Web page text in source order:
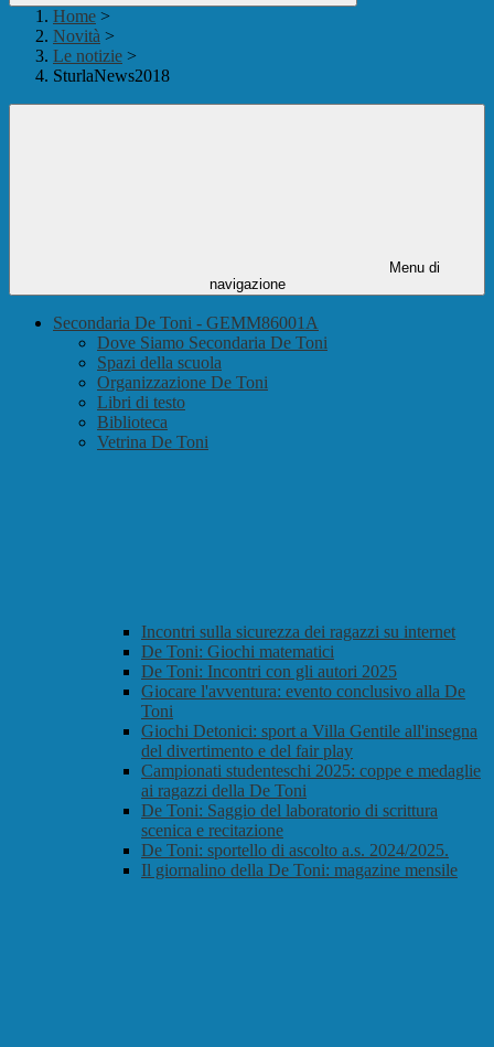
Home >
Novità >
Le notizie >
SturlaNews2018
Menu di
navigazione
Secondaria De Toni - GEMM86001A
Dove Siamo Secondaria De Toni
Spazi della scuola
Organizzazione De Toni
Libri di testo
Biblioteca
Vetrina De Toni
Incontri sulla sicurezza dei ragazzi su internet
De Toni: Giochi matematici
De Toni: Incontri con gli autori 2025
Giocare l'avventura: evento conclusivo alla De
Toni
Giochi Detonici: sport a Villa Gentile all'insegna
del divertimento e del fair play
Campionati studenteschi 2025: coppe e medaglie
ai ragazzi della De Toni
De Toni: Saggio del laboratorio di scrittura
scenica e recitazione
De Toni: sportello di ascolto a.s. 2024/2025.
Il giornalino della De Toni: magazine mensile